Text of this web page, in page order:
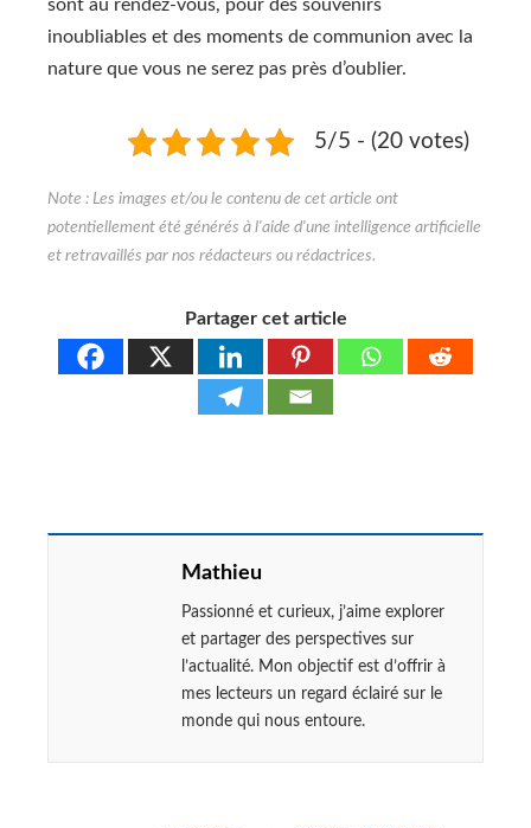
sont au rendez-vous, pour des souvenirs
inoubliables et des moments de communion avec la
nature que vous ne serez pas près d’oublier.
5/5 - (20 votes)
Partager cet article
Mathieu
Passionné et curieux, j’aime explorer
et partager des perspectives sur
l’actualité. Mon objectif est d’offrir à
mes lecteurs un regard éclairé sur le
monde qui nous entoure.